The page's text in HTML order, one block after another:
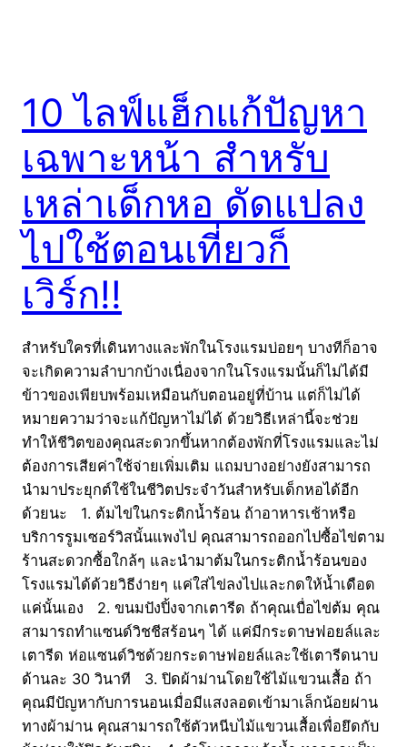
10 ไลฟ์แฮ็กแก้ปัญหา
เฉพาะหน้า สำหรับ
เหล่าเด็กหอ ดัดแปลง
ไปใช้ตอนเที่ยวก็
เวิร์ก!!
สำหรับใครที่เดินทางและพักในโรงแรมบ่อยๆ บางทีก็อาจ
จะเกิดความลำบากบ้างเนื่องจากในโรงแรมนั้นก็ไม่ได้มี
ข้าวของเพียบพร้อมเหมือนกับตอนอยู่ที่บ้าน แต่ก็ไม่ได้
หมายความว่าจะแก้ปัญหาไม่ได้ ด้วยวิธีเหล่านี้จะช่วย
ทำให้ชีวิตของคุณสะดวกขึ้นหากต้องพักที่โรงแรมและไม่
ต้องการเสียค่าใช้จ่ายเพิ่มเติม แถมบางอย่างยังสามารถ
นำมาประยุกต์ใช้ในชีวิตประจำวันสำหรับเด็กหอได้อีก
ด้วยนะ 1. ต้มไข่ในกระติกน้ำร้อน ถ้าอาหารเช้าหรือ
บริการรูมเซอร์วิสนั้นแพงไป คุณสามารถออกไปซื้อไข่ตาม
ร้านสะดวกซื้อใกล้ๆ และนำมาต้มในกระติกน้ำร้อนของ
โรงแรมได้ด้วยวิธีง่ายๆ แค่ใส่ไข่ลงไปและกดให้น้ำเดือด
แค่นั้นเอง 2. ขนมปังปิ้งจากเตารีด ถ้าคุณเบื่อไข่ต้ม คุณ
สามารถทำแซนด์วิชชีสร้อนๆ ได้ แค่มีกระดาษฟอยล์และ
เตารีด ห่อแซนด์วิชด้วยกระดาษฟอยล์และใช้เตารีดนาบ
ด้านละ 30 วินาที 3. ปิดผ้าม่านโดยใช้ไม้แขวนเสื้อ ถ้า
คุณมีปัญหากับการนอนเมื่อมีแสงลอดเข้ามาเล็กน้อยผ่าน
ทางผ้าม่าน คุณสามารถใช้ตัวหนีบไม้แขวนเสื้อเพื่อยึดกับ